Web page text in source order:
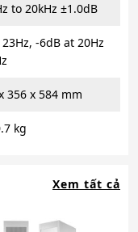
to 20kHz ±1.0dB
-6dB at 20Hz
356 x 584 mm
kg
Xem tất cả